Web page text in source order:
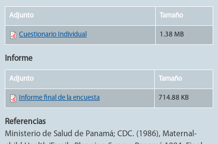
Adjunto Tamaño
Cuestionario Individual 1.38 MB
Informe
Adjunto Tamaño
Informe final de la encuesta 714.88 KB
Referencias
Ministerio de Salud de Panamá; CDC. (1986), Maternal-